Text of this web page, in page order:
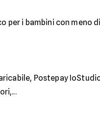
i bambini con meno di
Postepay